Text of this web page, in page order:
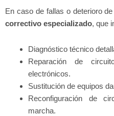
En caso de fallas o deterioro
correctivo especializado, que
Diagnóstico técnico
Reparación de
electrónicos.
Sustitución de equipos
Reconfiguración de
marcha.